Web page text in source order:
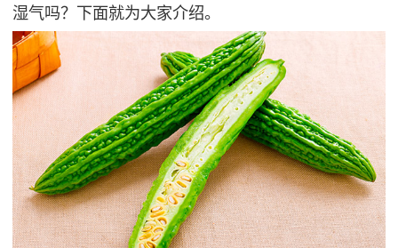
湿气吗？下面就为大家介绍。